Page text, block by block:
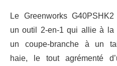
Le Greenworks
un outil 2-en-1 qui allie à la
un coupe-branche à un
haie, le tout agrémenté